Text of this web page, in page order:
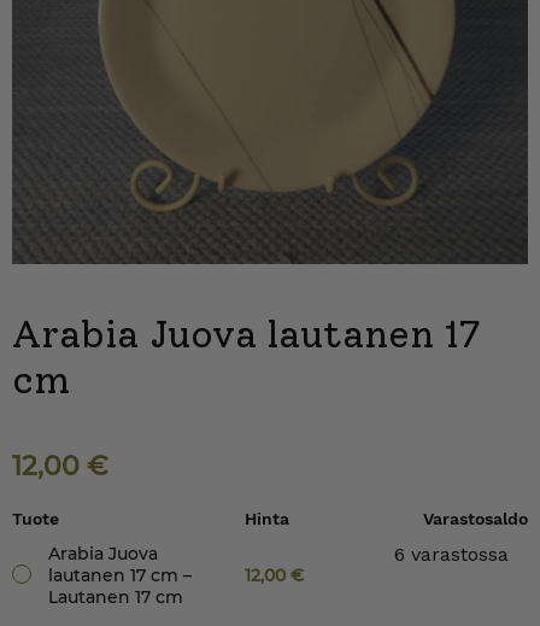
Arabia Juova lautanen 17
cm
12,00 €
Tuote Hinta Varastosaldo
Arabia Juova
lautanen 17 cm –
Lautanen 17 cm
12,00€
6 varastossa